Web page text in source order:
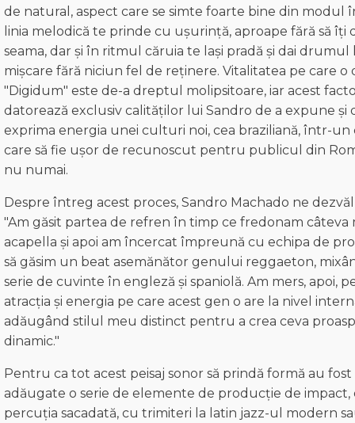
de natural, aspect care se simte foarte bine din modul
linia melodică te prinde cu ușurință, aproape fără să îți
seama, dar și în ritmul căruia te lași pradă și dai drumul
mișcare fără niciun fel de reținere. Vitalitatea pe care o
"Digidum" este de-a dreptul molipsitoare, iar acest
datorează exclusiv calităților lui Sandro de a expune și
exprima energia unei culturi noi, cea braziliană, într-un
care să fie ușor de recunoscut pentru publicul din
nu numai.
Despre întreg acest proces, Sandro Machado ne
"Am găsit partea de refren în timp ce fredonam câteva
acapella și apoi am încercat împreună cu echipa de
să găsim un beat asemănător genului reggaeton,
serie de cuvinte în engleză și spaniolă. Am mers, apoi,
atracția și energia pe care acest gen o are la nivel
adăugând stilul meu distinct pentru a crea ceva
dinamic."
Pentru ca tot acest peisaj sonor să prindă formă au fost
adăugate o serie de elemente de producție de impact,
percuția sacadată, cu trimiteri la latin jazz-ul modern